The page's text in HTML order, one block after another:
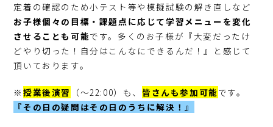
定着の確認のため小テスト等や模擬試験の解き直しなど
お子様個々の目標・課題点に応じて学習メニューを変化
させることも可能です。多くのお子様が『大変だったけ
どやり切った！自分はこんなにできるんだ！』と感じて
頂いております。
※授業後演習 （～22:00）も、皆さんも参加可能です。
『その日の疑問はその日のうちに解決！』